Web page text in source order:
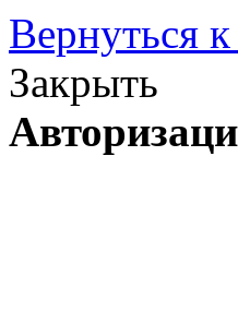
Вернуться
Закрыть